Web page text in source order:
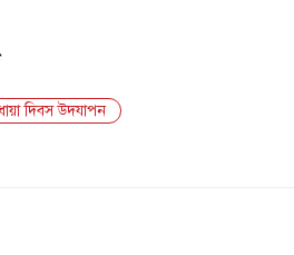
দিবস উদযাপন